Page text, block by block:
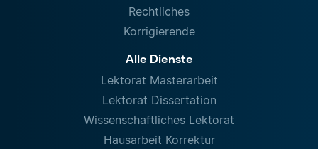
Rechtliches
Korrigierende
Alle Dienste
Lektorat Masterarbeit
Lektorat Dissertation
Wissenschaftliches Lektorat
Hausarbeit Korrektur